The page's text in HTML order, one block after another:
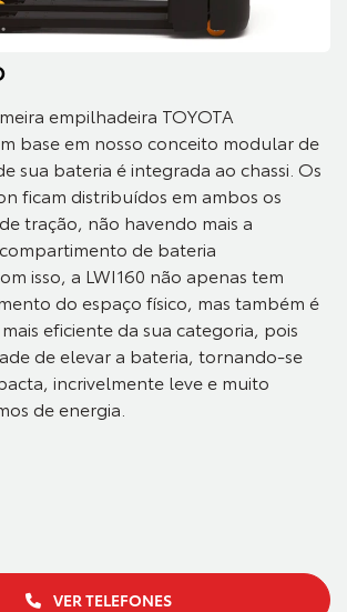
empilhadeira TOYOTA
base em nosso conceito modular de
sua bateria é integrada ao chassi. Os
ficam distribuídos em ambos os
tração, não havendo mais a
de bateria
isso, a LWI160 não apenas tem
do espaço físico, mas também é
eficiente da sua categoria, pois
de elevar a bateria, tornando-se
incrivelmente leve e muito
de energia.
VER TELEFONES